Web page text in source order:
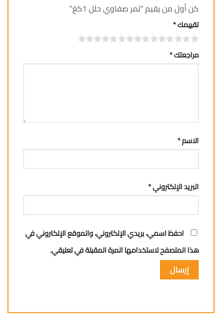
كن أول من يقيم “تمر صفاوي حلل 1كغ”
تقييمك*
مراجعتك*
الاسم*
البريد الإلكتروني*
احفظ اسمي، بريدي الإلكتروني، والموقع الإلكتروني في
هذا المتصفح لاستخدامها المرة المقبلة في تعليقي.